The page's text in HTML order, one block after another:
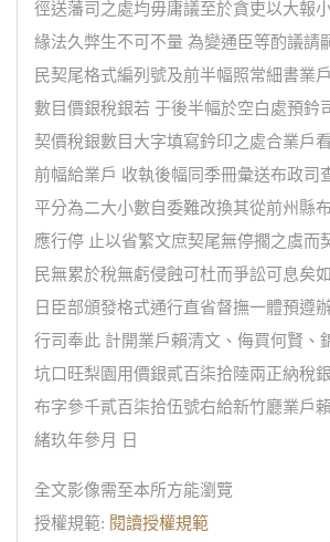
徑送藩司之處均毋庸議至於貪吏以大報
緣法久弊生不可不量 為變通臣等酌議請
民契尾格式編列號及前半幅照常細書業
數目價銀稅銀若 于後半幅於空白處預鈐
契價稅銀數目大字填寫鈐印之處合業戶
前幅給業戶 收執後幅同季冊彙送布政司
平分為二大小數自委難改換其從前州縣
應行停 止以省繁文庶契尾無停擱之虞而
民無累於稅無虧侵蝕可杜而爭訟可息矣
日臣部頒發格式通行直省督撫一體預遵
行司奉此 計開業戶賴清文、侮買何賢、
坑口旺梨園用價銀貳百柒拾陸兩正納稅
布字參千貳百柒拾伍號右給新竹廳業戶
緒玖年參月 日
全文影像需至本所方能瀏覽
授權規範: 閱讀授權規範